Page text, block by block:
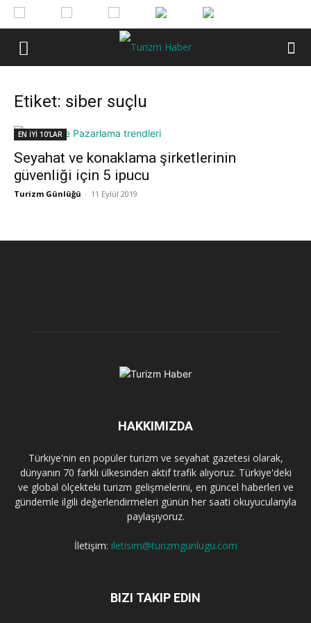
Etiket: siber suçlu
EN İYİ 10'LAR
Seyahat ve konaklama şirketlerinin
güvenliği için 5 ipucu
Turizm Günlüğü - 11 Eylül 2019
HAKKIMIZDA
Türkiye'nin en popüler turizm ve seyahat gazetesi olarak,
dünyanın 70 farklı ülkesinden aktif trafik alıyoruz. Türkiye'deki
ve global ölçekteki turizm gelişmelerini, en güncel haberleri ve
gündemle ilgili değerlendirmeleri günün her saati okuyucularıyla
paylaşıyoruz.
İletişim: iletisim@turizmgunlugu.com
BIZI TAKIP EDIN